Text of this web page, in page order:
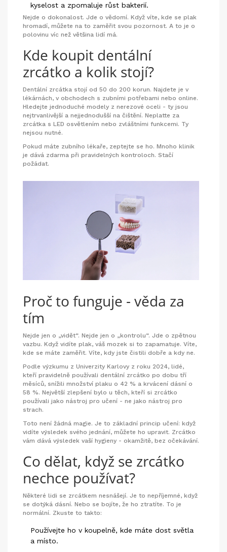
kyselost a zpomaluje růst bakterií.
Nejde o dokonalost. Jde o vědomí. Když víte, kde se plak
hromadí, můžete na to zaměřit svou pozornost. A to je o
polovinu víc než většina lidí má.
Kde koupit dentální
zrcátko a kolik stojí?
Dentální zrcátka stojí od 50 do 200 korun. Najdete je v
lékárnách, v obchodech s zubními potřebami nebo online.
Hledejte jednoduché modely z nerezové oceli - ty jsou
nejtrvanlivější a nejjednodušší na čištění. Neplatte za
zrcátka s LED osvětlením nebo zvláštními funkcemi. Ty
nejsou nutné.
Pokud máte zubního lékaře, zeptejte se ho. Mnoho klinik
je dává zdarma při pravidelných kontroloch. Stačí
požádat.
Proč to funguje - věda za
tím
Nejde jen o „vidět“. Nejde jen o „kontrolu“. Jde o zpětnou
vazbu. Když vidíte plak, váš mozek si to zapamatuje. Víte,
kde se máte zaměřit. Víte, kdy jste čistili dobře a kdy ne.
Podle výzkumu z Univerzity Karlovy z roku 2024, lidé,
kteří pravidelně používali dentální zrcátko po dobu tří
měsíců, snížili množství plaku o 42 % a krvácení dásní o
58 %. Největší zlepšení bylo u těch, kteří si zrcátko
používali jako nástroj pro učení - ne jako nástroj pro
strach.
Toto není žádná magie. Je to základní princip učení: když
vidíte výsledek svého jednání, můžete ho upravit. Zrcátko
vám dává výsledek vaší hygieny - okamžitě, bez očekávání.
Co dělat, když se zrcátko
nechce používat?
Některé lidi se zrcátkem nesnášejí. Je to nepříjemné, když
se dotýká dásní. Nebo se bojíte, že ho ztratíte. To je
normální. Zkuste to takto:
Používejte ho v koupelně, kde máte dost světla
a místo.